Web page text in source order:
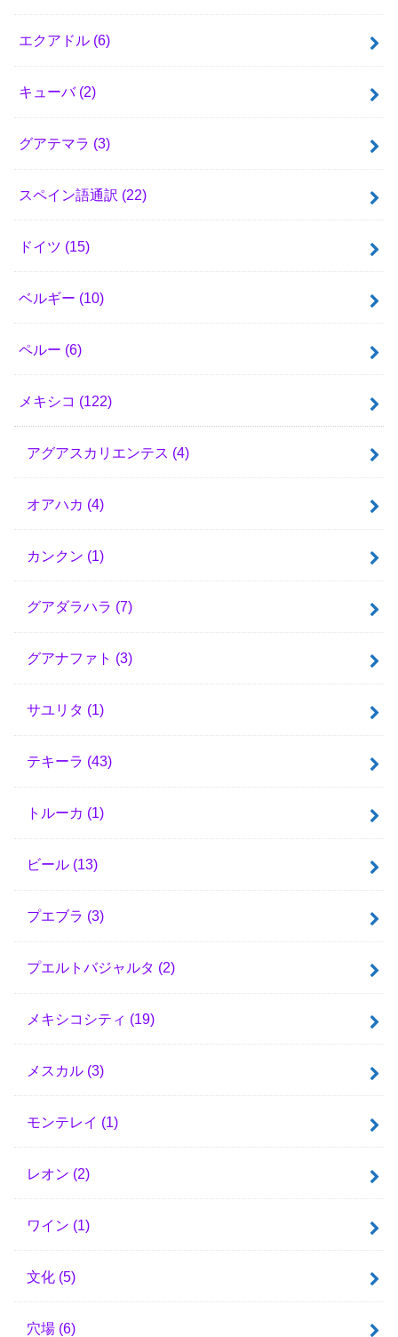
エクアドル (6)
キューバ (2)
グアテマラ (3)
スペイン語通訳 (22)
ドイツ (15)
ベルギー (10)
ペルー (6)
メキシコ (122)
アグアスカリエンテス (4)
オアハカ (4)
カンクン (1)
グアダラハラ (7)
グアナファト (3)
サユリタ (1)
テキーラ (43)
トルーカ (1)
ビール (13)
プエブラ (3)
プエルトバジャルタ (2)
メキシコシティ (19)
メスカル (3)
モンテレイ (1)
レオン (2)
ワイン (1)
文化 (5)
穴場 (6)